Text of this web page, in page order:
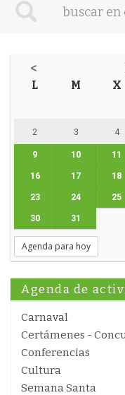
<
L M X
2 3 4
9 10 11
16 17 18
23 24 25
30 31
Agenda para hoy
Agenda de
Carnaval
Certámenes -
Conferencias
Cultura
Semana Santa